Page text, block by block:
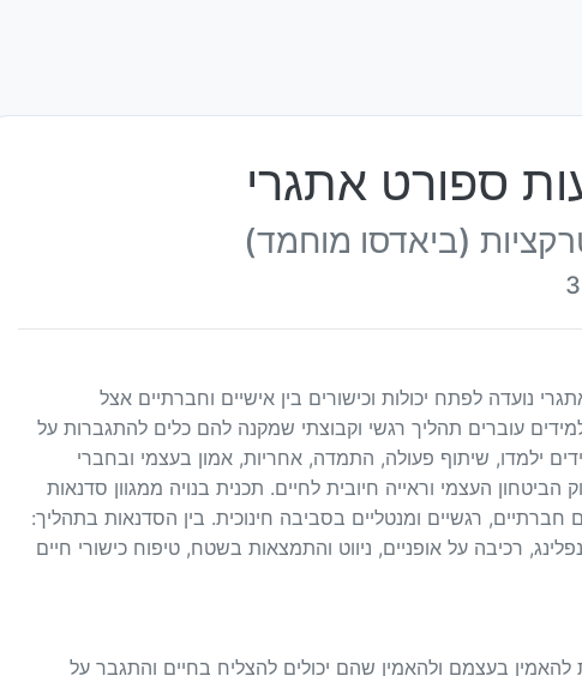
ספורט אתגרי
(ביאדסו מוחמד)
נועדה לפתח יכולות וכישורים בין אישיים וחברתיים אצל
עוברים תהליך רגשי וקבוצתי שמקנה להם כלים להתגברות על
ילמדו, שיתוף פעולה, התמדה, אחריות, אמון בעצמי ובחברי
העצמי וראייה חיובית לחיים. תכנית בנויה ממגוון סדנאות
חברתיים, רגשיים ומנטליים בסביבה חינוכית. בין הסדנאות בתהליך:
רכיבה על אופניים, ניווט והתמצאות בשטח, טיפוח כישורי חיים
בעצמם ולהאמין שהם יכולים להצליח בחיים והתגבר על